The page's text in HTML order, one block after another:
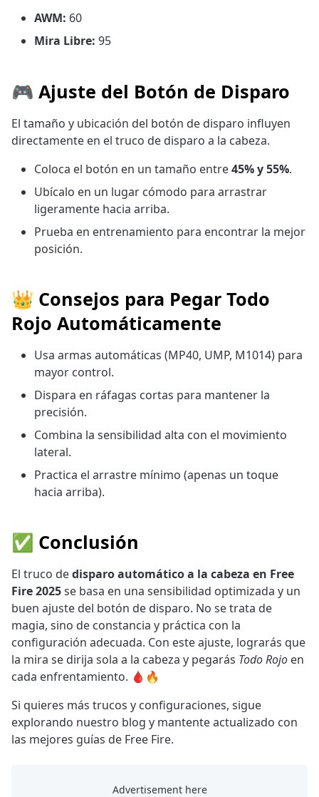
AWM: 60
Mira Libre: 95
🎮 Ajuste del Botón de Disparo
El tamaño y ubicación del botón de disparo influyen
directamente en el truco de disparo a la cabeza.
Coloca el botón en un tamaño entre45% y 55%.
Ubícalo en un lugar cómodo para arrastrar
ligeramente hacia arriba.
Prueba en entrenamiento para encontrar la mejor
posición.
👑 Consejos para Pegar Todo
Rojo Automáticamente
Usa armas automáticas (MP40, UMP, M1014) para
mayor control.
Dispara en ráfagas cortas para mantener la
precisión.
Combina la sensibilidad alta con el movimiento
lateral.
Practica el arrastre mínimo (apenas un toque
hacia arriba).
✅ Conclusión
El truco dedisparo automático a la cabeza en Free
Fire 2025se basa en una sensibilidad optimizada y un
buen ajuste del botón de disparo. No se trata de
magia, sino de constancia y práctica con la
configuración adecuada. Con este ajuste, lograrás que
la mira se dirija sola a la cabeza y pegarás Todo Rojo en
cada enfrentamiento. 🩸🔥
Si quieres más trucos y configuraciones, sigue
explorando nuestro blog y mantente actualizado con
las mejores guías de Free Fire.